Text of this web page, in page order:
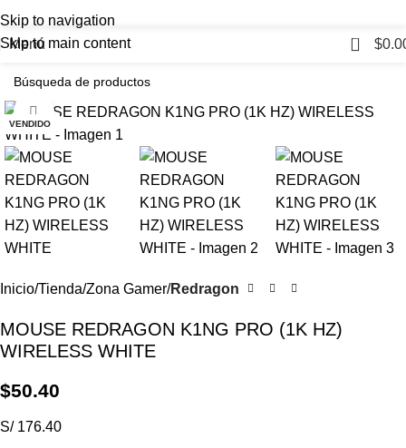
Skip to navigation
Skip to main content
Menú 0 $
VENDIDO
Haga Click para agrandar
Inicio Tienda Zona Gamer Redragon
MOUSE REDRAGON K1NG PRO (1K HZ)
WIRELESS WHITE
$50.40
S/ 176.40